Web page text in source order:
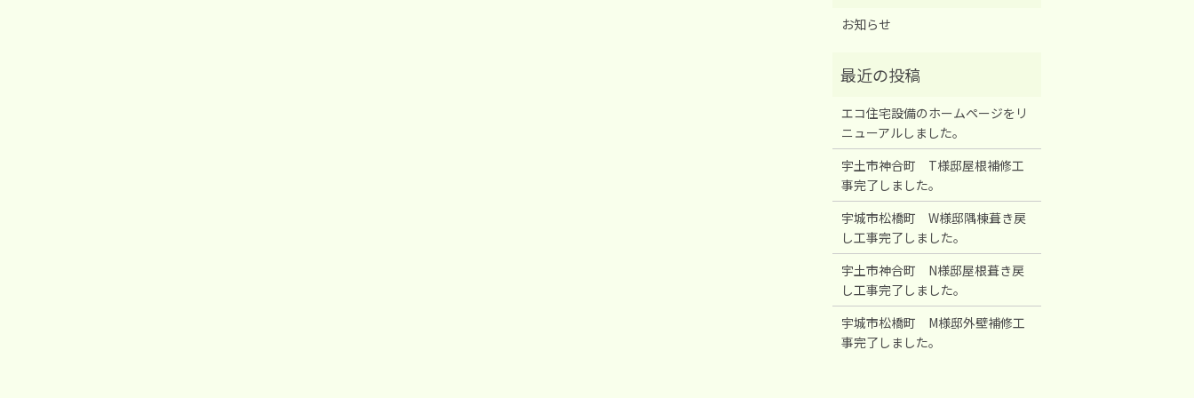
お知らせ
エコ住宅設備のホームページをリ
ニューアルしました。
宇土市神合町 T様邸屋根補修工
事完了しました。
宇城市松橋町 W様邸隅棟葺き戻
し工事完了しました。
宇土市神合町 N様邸屋根葺き戻
し工事完了しました。
宇城市松橋町 M様邸外壁補修工
事完了しました。